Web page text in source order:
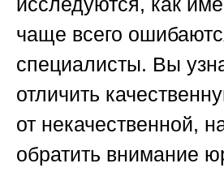
чаще всего
специалисты. Вы
отличить
от некачественной,
обратить внимание